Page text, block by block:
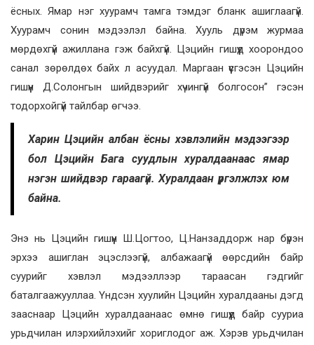
ёсных. Ямар нэг хуурамч тамга тэмдэг бланк ашиглаагүй.
Хуурамч сонин мэдээлэл байна. Хууль дүрэм журмаа
мөрдөхгүй ажиллана гэж байхгүй. Цэцийн гишүүд хоорондоо
санал зөрөлдөх байх л асуудал. Маргаан үүсгэсэн Цэцийн
гишүүн Д.Солонгын шийдвэрийг хүчингүй болгосон” гэсэн
тодорхойгүй тайлбар өгчээ.
Харин Цэцийн албан ёсны хэвлэлийн мэдээгээр
бол Цэцийн Бага суудлын хуралдаанаас ямар
нэгэн шийдвэр гараагүй. Хуралдаан үргэлжлэх юм
байна.
Энэ нь Цэцийн гишүүн Ш.Цогтоо, Ц.Нанзаддорж нар бүрэн
эрхээ ашиглан эцэслээгүй, албажаагүй өөрсдийн байр
суурийг хэвлэл мэдээллээр тараасан гэдгийг
баталгаажууллаа. Үндсэн хуулийн Цэцийн хуралдааны дэгд
зааснаар Цэцийн хуралдаанаас өмнө гишүүд байр сууриа
урьдчилан илэрхийлэхийг хориглодог аж. Хэрэв урьдчилан